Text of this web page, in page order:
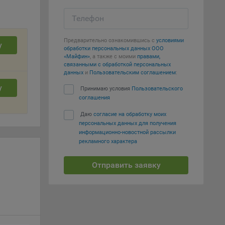
Телефон
Предварительно ознакомившись с условиями
обработки персональных данных ООО
«Майфин», а также с моими правами,
связанными с обработкой персональных
данных и Пользовательским соглашением:
Принимаю условия Пользовательского
соглашения
Даю согласие на обработку моих
персональных данных для получения
информационно-новостной рассылки
рекламного характера
Отправить заявку